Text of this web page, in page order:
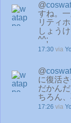
@
すね。
リティ
しょう
^^;
17:30 via
@
に復活
だかん
ちろん
17:26 via